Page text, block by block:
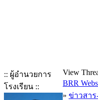
:: ผู้อำนวยการ
โรงเรียน ::
View
BRR
» ข่าวสา